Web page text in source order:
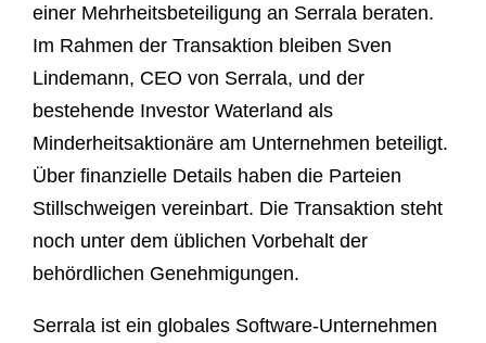
einer Mehrheitsbeteiligung an Serrala beraten.
Im Rahmen der Transaktion bleiben Sven
Lindemann, CEO von Serrala, und der
bestehende Investor Waterland als
Minderheitsaktionäre am Unternehmen beteiligt.
Über finanzielle Details haben die Parteien
Stillschweigen vereinbart. Die Transaktion steht
noch unter dem üblichen Vorbehalt der
behördlichen Genehmigungen.
Serrala ist ein globales Software-Unternehmen